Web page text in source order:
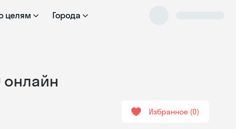
целям Города
онлайн
Избранное 0